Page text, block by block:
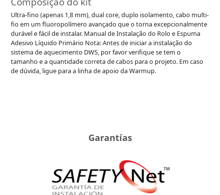
Ultra-fino (apenas 1,8 mm), dual core, duplo isolamento, cabo multi-
fio em um fluoropolímero avançado que o torna excepcionalmente
durável e fácil de instalar. Manual de Instalação do Rolo e Espuma
Adesivo Líquido Primário Nota: Antes de iniciar a instalação do
sistema de aquecimento DWS, por favor verifique se tem o
tamanho e a quantidade correta de cabos para o projeto. Em caso
de dúvida, ligue para a linha de apoio da Warmup.
Garantías